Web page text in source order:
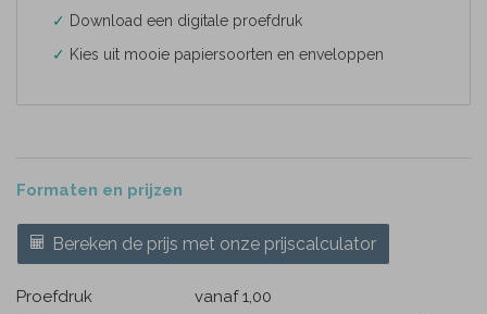
✓ Download een digitale proefdruk
✓ Kies uit mooie papiersoorten en enveloppen
Formaten en prijzen
Bereken de prijs met onze prijscalculator
Proefdruk
vanaf 1,00